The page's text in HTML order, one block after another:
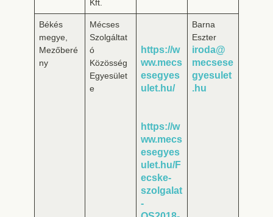
Kft.
Békés
megye,
Mezőberé
ny
Mécses
Szolgáltat
ó
Közösség
Egyesület
e
https://w
ww.mecs
esegyes
ulet.hu/
https://w
ww.mecs
esegyes
ulet.hu/F
ecske-
szolgalat
-
Barna
Eszter
iroda@
mecsese
gyesulet
.hu